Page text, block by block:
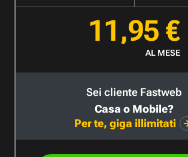
11,95 €
AL MESE
Sei cliente Fastweb
Casa o Mobile?
Per te, giga illimitati